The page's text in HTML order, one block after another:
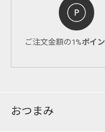
ご注文金額の1%ポイ
おつまみ